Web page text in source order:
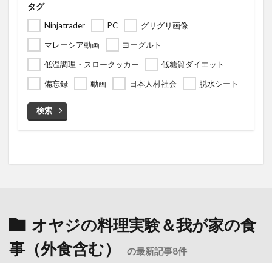
タグ
Ninjatrader PC
グリグリ画像
マレーシア動画
ヨーグルト
低温調理・スロークッカー
低糖質ダイエット
備忘録
動画 日本人村社会 脱水シート
検索
オヤジの料理実験＆我が家の食
事（外食含む）
の最新記事8件